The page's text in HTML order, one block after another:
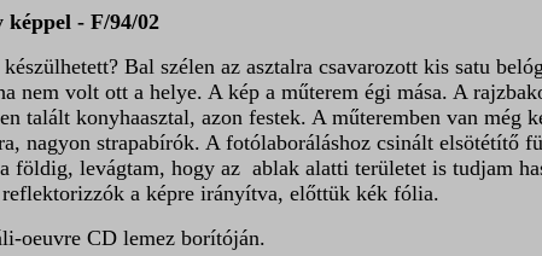
képpel - F/94/02
Bal szélen az asztalra csavarozott kis satu
nem volt ott a helye. A kép a műterem égi mása. A
talált konyhaasztal, azon festek. A műteremben van még
nagyon strapabírók. A fotólaboráláshoz csinált elsötétítő
földig, levágtam, hogy az ablak alatti területet is tudjam
a képre irányítva, előttük kék fólia.
oeuvre CD lemez borítóján.